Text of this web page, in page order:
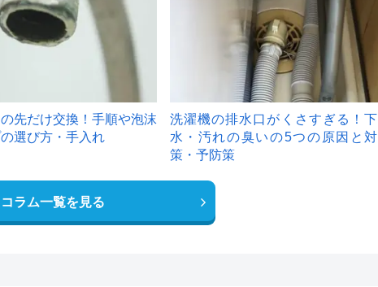
先だけ交換！手順や泡沫
選び方・手入れ
洗濯機の排水口がくさすぎる！下
水・汚れの臭いの5つの原因と対
策・予防策
コラム一覧を見る